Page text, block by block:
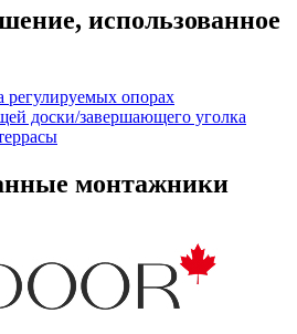
использованное
опорах
доски/завершающего уголка
монтажники